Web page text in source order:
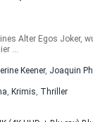
Alter Egos Joker,
...
Keener, Joaquin
, Krimis, Thriller